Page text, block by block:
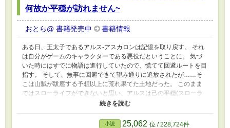
何故か平穏が訪れません~
おとら@ 書籍発売中 書籍情報
ある日、王太子であるアルス-アスカロンは記憶を取り戻す。 それ
は自分がゲームのキャラクターである悪役だということに。 気づ
いた時にはすでに物語は進行していたので、慌てて回避ルートを目
指す。 そして、無事に回避できて望み通りに追放されたが……そ
こは山賊が跋扈する予想以上に荒れ果てた土地だった。 このまま
ではスローライフができないと思い、アルスは己の平穏(スローラ
イフ)を邪魔する者を排除するのだった。 これは自分が好き勝手に
小説 25,062 位 / 228,724件